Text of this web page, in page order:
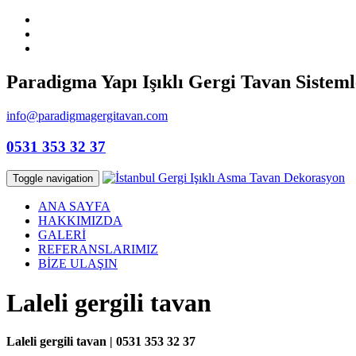
Paradigma Yapı Işıklı Gergi Tavan
info@paradigmagergitavan.com
0531 353 32 37
Toggle navigation
ANA SAYFA
HAKKIMIZDA
GALERİ
REFERANSLARIMIZ
BİZE ULAŞIN
Laleli gergili tavan
Laleli gergili tavan | 0531 353 32 37